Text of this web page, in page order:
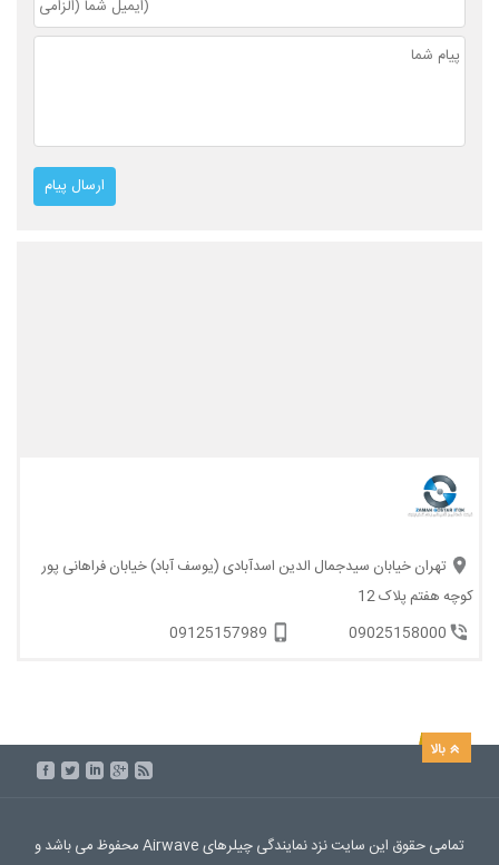
تهران خیابان سیدجمال الدین اسدآبادی (یوسف آباد) خیابان فراهانی پور
کوچه هفتم پلاک 12
09025158000
09125157989
تمامی حقوق این سایت نزد نمایندگی چیلرهای Airwave محفوظ می باشد و